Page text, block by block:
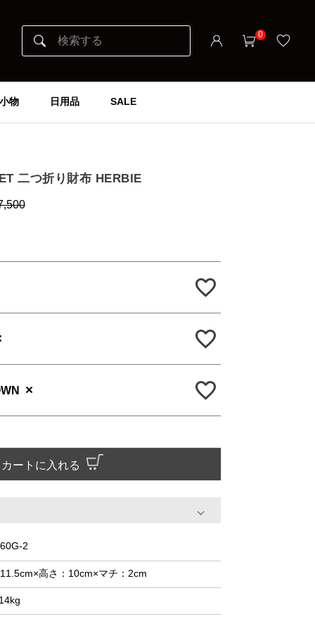
0
物 日用品 SALE
二つ折り財布 HERBIE
×
カートに入れる
2
高さ：10cm×マチ：2cm